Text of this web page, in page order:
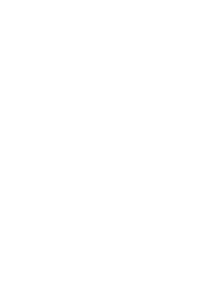
U izveštajima
zvuka, dostižu